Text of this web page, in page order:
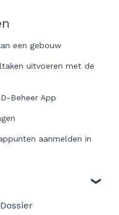
een gebouw
uitvoeren met de
Beheer App
aanmelden in